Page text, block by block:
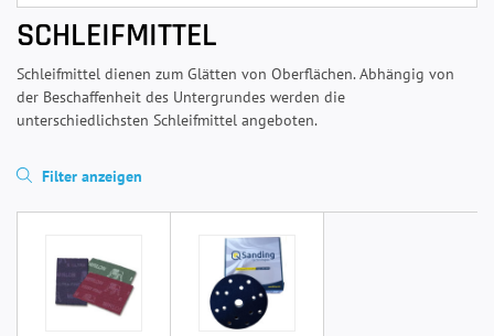
SCHLEIFMITTEL
Schleifmittel dienen zum Glätten von Oberflächen. Abhängig von
der Beschaffenheit des Untergrundes werden die
unterschiedlichsten Schleifmittel angeboten.
Filter anzeigen